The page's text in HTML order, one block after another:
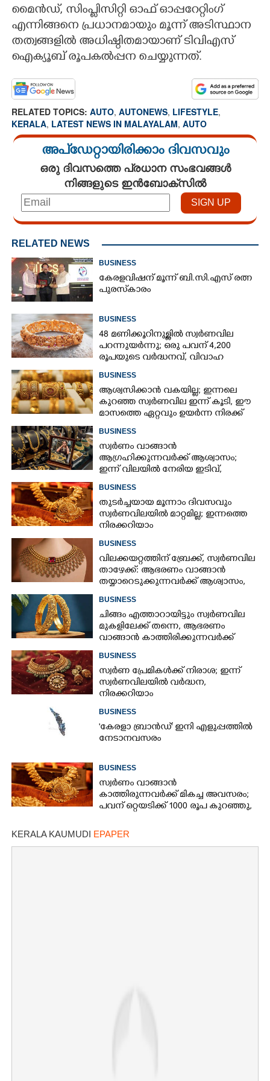
മൈൻഡ്, സിംപ്ലിസിറ്റി ഓഫ് ഓപ്പറേറ്റിംഗ്
എന്നിങ്ങനെ പ്രധാനമായും മൂന്ന് അടിസ്ഥാന
തത്വങ്ങളിൽ അധിഷ്ഠിതമായാണ് ടിവിഎസ്
ഐക്യൂബ് രൂപകൽപ്പന ചെയ്യുന്നത്.
RELATED TOPICS: AUTO, AUTONEWS, LIFESTYLE,
KERALA, LATEST NEWS IN MALAYALAM, AUTO
അപ്ഡേറ്റായിരിക്കാം ദിവസവും
ഒരു ദിവസത്തെ പ്രധാന സംഭവങ്ങൾ
നിങ്ങളുടെ ഇൻബോക്സിൽ
RELATED NEWS
BUSINESS
കേരളവിഷന് മൂന്ന് ബി.സി.എസ് രത്ന
പുരസ്‌കാരം
BUSINESS
48 മണിക്കൂറിനുള്ളിൽ സ്വർണവില
പറന്നുയർന്നു; ഒരു പവന് 4,200
രൂപയുടെ വർദ്ധനവ്, വിവാഹ
BUSINESS
ആശ്വസിക്കാൻ വകയില്ല; ഇന്നലെ
കുറഞ്ഞ സ്വർണവില ഇന്ന് കൂടി, ഈ
മാസത്തെ ഏറ്റവും ഉയർന്ന നിരക്ക്
BUSINESS
സ്വർണം വാങ്ങാൻ
ആഗ്രഹിക്കുന്നവർക്ക് ആശ്വാസം;
ഇന്ന് വിലയിൽ നേരിയ ഇടിവ്,
BUSINESS
തുടർച്ചയായ മൂന്നാം ദിവസവും
സ്വർണവിലയിൽ മാറ്റമില്ല; ഇന്നത്തെ
നിരക്കറിയാം
BUSINESS
വിലക്കയറ്റത്തിന് ബ്രേക്ക്, സ്വർണവില
താഴേക്ക്: ആഭരണം വാങ്ങാൻ
തയ്യാറെടുക്കുന്നവർക്ക് ആശ്വാസം,
BUSINESS
ചിങ്ങം എത്താറായിട്ടും സ്വർണവില
മുകളിലേക്ക് തന്നെ,​ ആഭരണം
വാങ്ങാൻ കാത്തിരിക്കുന്നവർക്ക്
BUSINESS
സ്വർണ പ്രേമികൾക്ക് നിരാശ; ഇന്ന്
സ്വർണവിലയിൽ വർദ്ധന,
നിരക്കറിയാം
BUSINESS
"കേരളാ ബ്രാൻഡ്" ഇനി എളുപ്പത്തിൽ
നേടാനവസരം
BUSINESS
സ്വർണം വാങ്ങാൻ
കാത്തിരുന്നവർക്ക് മികച്ച അവസരം;
പവന് ഒറ്റയടിക്ക് 1000 രൂപ കുറഞ്ഞു,
KERALA KAUMUDI EPAPER